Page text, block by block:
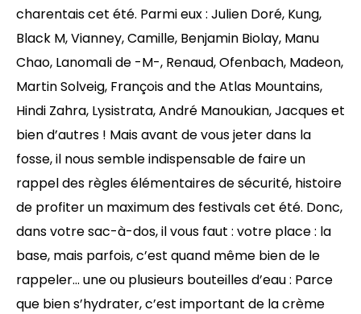
charentais cet été. Parmi eux : Julien Doré, Kung,
Black M, Vianney, Camille, Benjamin Biolay, Manu
Chao, Lanomali de -M-, Renaud, Ofenbach, Madeon,
Martin Solveig, François and the Atlas Mountains,
Hindi Zahra, Lysistrata, André Manoukian, Jacques et
bien d’autres ! Mais avant de vous jeter dans la
fosse, il nous semble indispensable de faire un
rappel des règles élémentaires de sécurité, histoire
de profiter un maximum des festivals cet été. Donc,
dans votre sac-à-dos, il vous faut : votre place : la
base, mais parfois, c’est quand même bien de le
rappeler… une ou plusieurs bouteilles d’eau : Parce
que bien s’hydrater, c’est important de la crème